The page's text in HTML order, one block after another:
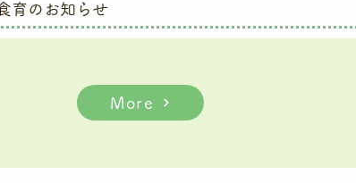
育のお知らせ
More